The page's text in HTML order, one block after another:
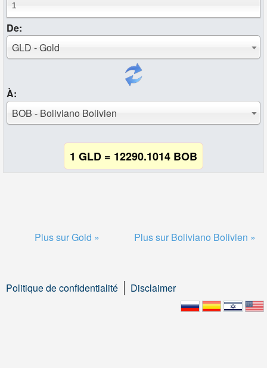
De:
GLD - Gold
À:
BOB - Boliviano Bolivien
1 GLD = 12290.1014 BOB
Plus sur Gold » Plus sur Boliviano Bolivien »
Politique de confidentialité Disclaimer